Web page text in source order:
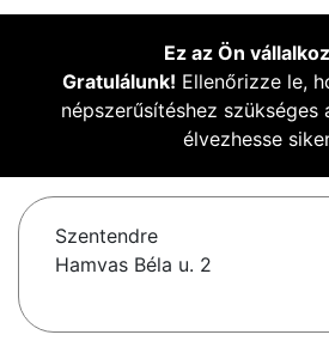
Ez az Ön
Gratulálunk! Ellenőrizze le,
népszerűsítéshez szükséges
élvezhesse
Szentendre
Hamvas Béla u. 2